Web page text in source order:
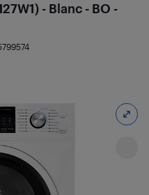
- Blanc - BO -